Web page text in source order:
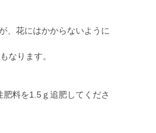
、花にはかからないように
なります。
料を1.5ｇ追肥してくださ